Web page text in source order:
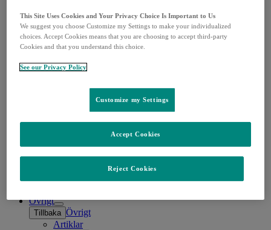
Isentress
Janumet
Januvia
KEYTRUDA
M-M-RvaxPro
Pneumovax
PREVYMIS®
Recarbrio
RotaTeq
VARIVAX®
Vaxneuvance
WINREVAIR
Zerbaxa
Övrigt
Open
submenu
Tillbaka Övrigt
Artiklar
This Site Uses Cookies and Your Privacy Choice Is Important to Us
We suggest you choose Customize my Settings to make your individualized
choices. Accept Cookies means that you are choosing to accept third-party
Cookies and that you understand this choice.
See our Privacy Policy
Customize my Settings
Reject Cookies
Accept Cookies